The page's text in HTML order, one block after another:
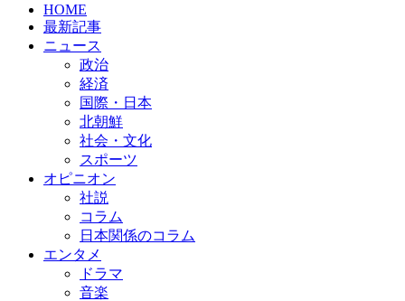
HOME
最新記事
ニュース
政治
経済
国際・日本
北朝鮮
社会・文化
スポーツ
オピニオン
社説
コラム
日本関係のコラム
エンタメ
ドラマ
音楽